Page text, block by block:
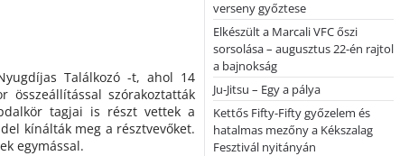
Találkozó -t, ahol 14
összeállítással szórakoztatták
tagjai is részt vettek a
kínálták meg a résztvevőket.
egymással.
verseny győztese
Elkészült a Marcali VFC őszi
sorsolása – augusztus 22-én rajtol
a bajnokság
Ju-Jitsu – Egy a pálya
Kettős Fifty-Fifty győzelem és
hatalmas mezőny a Kékszalag
Fesztivál nyitányán